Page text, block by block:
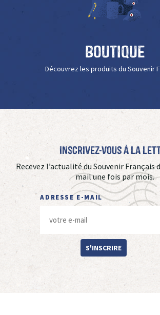
Boutique
Découvrez les produits du Souvenir
Inscrivez-vous à La
Recevez l’actualité du Souvenir Français
mail une fois par mois.
ADRESSE E-MAIL
S'INSCRIRE